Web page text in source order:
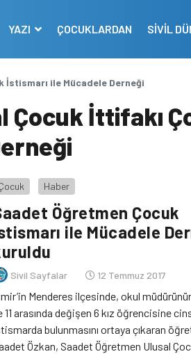
YAZI ÇOCUKLARDAN SİVİL
İstismarı ile Mücadele Derneği
Çocuk İttifakı
Haber
Öğretmen Çocuk
ile Mücadele
Sivil Sayfalar 12 Temmuz 2017
Menderes ilçesinde, okul
11 arasında değişen 6 kız öğrencisine
bulunmasını ortaya çıkaran
Özkan, Saadet Öğretmen Ulusal